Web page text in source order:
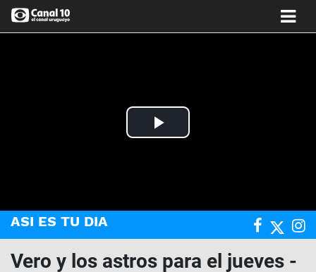
Play
ASI ES TU DIA
Vero y los astros para el jueves -